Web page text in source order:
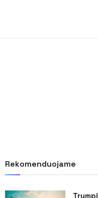
Rekomenduojame